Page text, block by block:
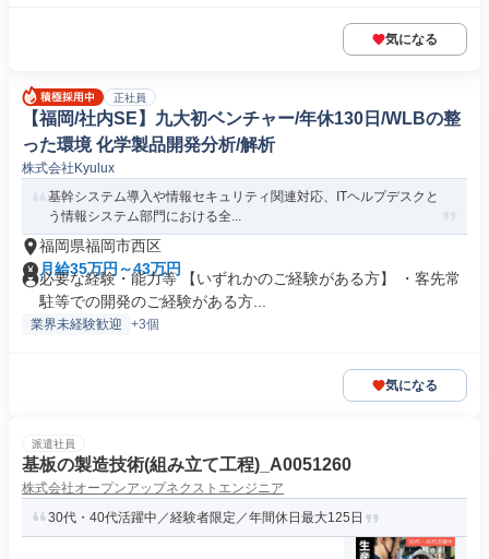
気になる
正社員
【福岡/社内SE】九大初ベンチャー/年休130日/WLBの整
った環境 化学製品開発分析/解析
株式会社Kyulux
基幹システム導入や情報セキュリティ関連対応、ITヘルプデスクと
う情報システム部門における全...
福岡県福岡市西区
月給35万円～43万円
必要な経験・能力等 【いずれかのご経験がある方】 ・客先常
駐等での開発のご経験がある方...
業界未経験歓迎 +3個
気になる
派遣社員
基板の製造技術(組み立て工程)_A0051260
株式会社オープンアップネクストエンジニア
30代・40代活躍中／経験者限定／年間休日最大125日